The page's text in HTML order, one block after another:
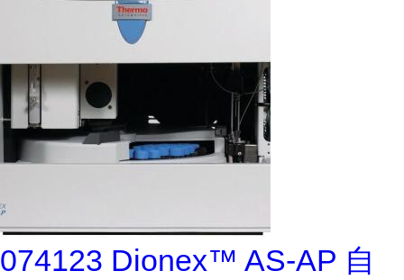
074123 Dionex™ AS-AP 自